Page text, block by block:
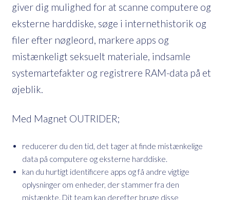
giver dig mulighed for at scanne computere og
eksterne harddiske, søge i internethistorik og
filer efter nøgleord, markere apps og
mistænkeligt seksuelt materiale, indsamle
systemartefakter og registrere RAM-data på et
øjeblik.
Med Magnet OUTRIDER;
reducerer du den tid, det tager at finde mistænkelige
data på computere og eksterne harddiske.
kan du hurtigt identificere apps og få andre vigtige
oplysninger om enheder, der stammer fra den
mistænkte. Dit team kan derefter bruge disse